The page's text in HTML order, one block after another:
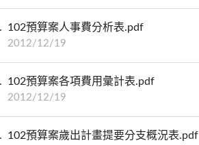
102預算案人事費分析表.pdf
2012/12/19
102預算案各項費用彙計表.pdf
2012/12/19
102預算案歲出計畫提要分支概況表.pdf